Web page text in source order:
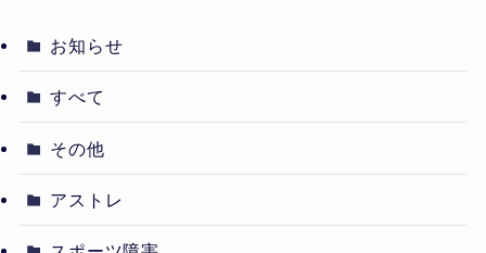
お知らせ
すべて
その他
アストレ